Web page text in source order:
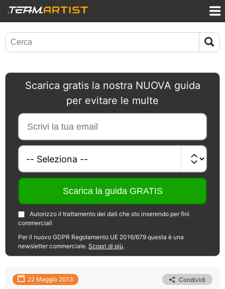
Scarica gratis la nostra NUOVA guida
per evitare le multe
Autorizzo il trattamento dei dati che sto inserendo per fini
commerciali
Per il nuovo GDPR Regolamento UE 2016/679 questa è una
newsletter commerciale. Scopri di più.
22 Maggio 2013 Condividi